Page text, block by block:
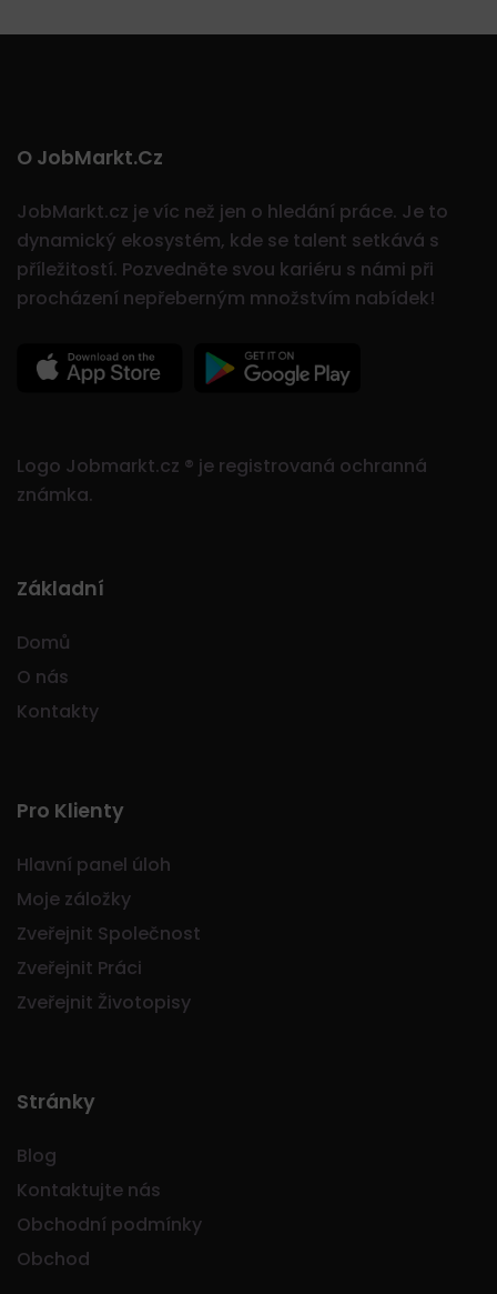
O JobMarkt.cz
JobMarkt.cz je víc než jen o hledání práce. Je to
dynamický ekosystém, kde se talent setkává s
příležitostí. Pozvedněte svou kariéru s námi při
procházení nepřeberným množstvím nabídek!
Logo Jobmarkt.cz ® je registrovaná ochranná
známka.
Základní
Domů
O nás
Kontakty
Pro Klienty
Hlavní panel úloh
Moje záložky
Zveřejnit Společnost
Zveřejnit Práci
Zveřejnit Životopisy
Stránky
Blog
Kontaktujte nás
Obchodní podmínky
Obchod